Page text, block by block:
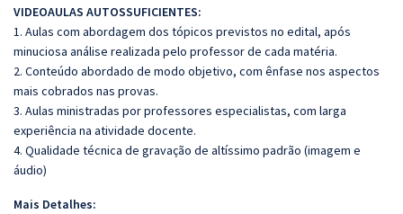
VIDEOAULAS AUTOSSUFICIENTES:
1. Aulas com abordagem dos tópicos previstos no edital, após
minuciosa análise realizada pelo professor de cada matéria.
2. Conteúdo abordado de modo objetivo, com ênfase nos aspectos
mais cobrados nas provas.
3. Aulas ministradas por professores especialistas, com larga
experiência na atividade docente.
4. Qualidade técnica de gravação de altíssimo padrão (imagem e
áudio)
Mais Detalhes: